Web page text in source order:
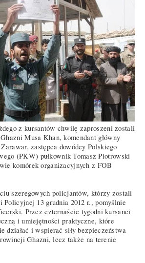
z kursantów chwilę zaproszeni zostali
Musa Khan, komendant główny
zastępca dowódcy Polskiego
(PKW) pułkownik Tomasz Piotrowski
komórek organizacyjnych z FOB
szeregowych policjantów, którzy zostali
13 grudnia 2012 r., pomyślnie
Przez czternaście tygodni kursanci
i umiejętności praktyczne, które
działać i wspierać siły bezpieczeństwa
Ghazni, lecz także na terenie